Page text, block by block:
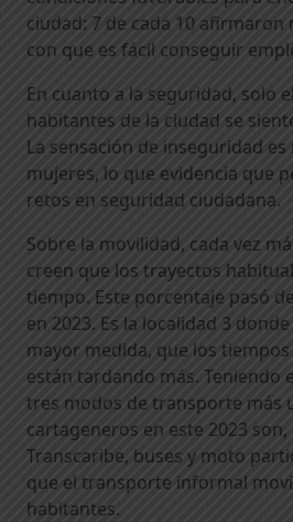
ciudad: 7 de cada 10 afirmaron
con que es fácil conseguir
En cuanto a la seguridad, solo
habitantes de la ciudad se
La sensación de inseguridad
mujeres, lo que evidencia que
retos en seguridad ciudadana.
Sobre la movilidad, cada vez
creen que los trayectos
tiempo. Este porcentaje pasó
en 2023. Es la localidad 3
mayor medida, que los
están tardando más. Teniendo
tres modos de transporte más
cartageneros en este 2023
Transcaribe, buses y moto
que el transporte informal
habitantes.